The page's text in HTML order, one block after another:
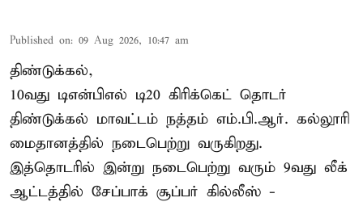
Published on: 09 Aug 2026, 10:47 am
திண்டுக்கல்,
10வது டிஎன்பிஎல் டி20 கிரிக்கெட் தொடர்
திண்டுக்கல் மாவட்டம் நத்தம் எம்.பி.ஆர். கல்லூரி
மைதானத்தில் நடைபெற்று வருகிறது.
இத்தொடரில் இன்று நடைபெற்று வரும் 9வது லீக்
ஆட்டத்தில் சேப்பாக் சூப்பர் கில்லீஸ் -